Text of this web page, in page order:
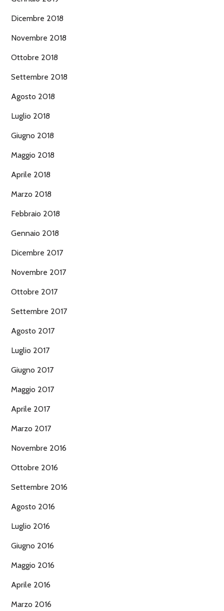
Dicembre 2018
Novembre 2018
Ottobre 2018
Settembre 2018
Agosto 2018
Luglio 2018
Giugno 2018
Maggio 2018
Aprile 2018
Marzo 2018
Febbraio 2018
Gennaio 2018
Dicembre 2017
Novembre 2017
Ottobre 2017
Settembre 2017
Agosto 2017
Luglio 2017
Giugno 2017
Maggio 2017
Aprile 2017
Marzo 2017
Novembre 2016
Ottobre 2016
Settembre 2016
Agosto 2016
Luglio 2016
Giugno 2016
Maggio 2016
Aprile 2016
Marzo 2016